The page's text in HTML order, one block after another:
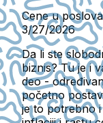
Cene u
3/27/2026
Da li ste
biznis? Tu je i
deo -
početno
je to potrebno i